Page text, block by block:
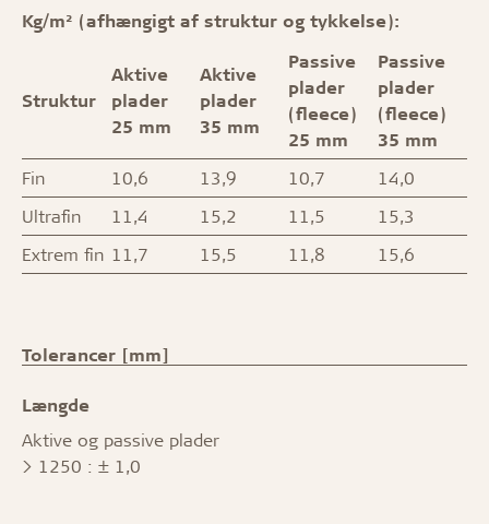
Kg/m² (afhængigt af struktur og tykkelse):
Struktur
Aktive
plader
25 mm
Aktive
plader
35 mm
Passive
plader
(fleece)
25 mm
Passive
plader
(fleece)
35 mm
Fin
10,6 13,9 10,7
14,0
Ultrafin
11,4 15,2 11,5
15,3
Extrem fin 11,7 15,5 11,8 15,6
Tolerancer [mm]
Længde
Aktive og passive plader
> 1250 : ± 1,0